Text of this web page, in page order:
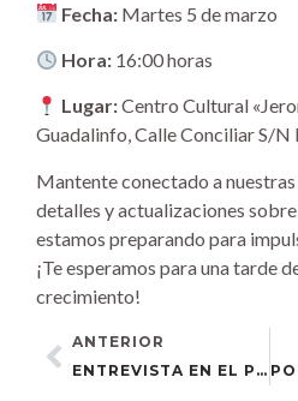
Fecha: Martes 5 de marzo
Hora: 16:00 horas
Lugar:Centro Cultural
Guadalinfo, Calle Conciliar S/N
Mantente conectado a
detalles y actualizaciones
estamos preparando para
¡Te esperamos para una tarde
crecimiento!
ANTERIOR
ENTREVISTA EN EL PROGRAMA AVANZA 101 TV